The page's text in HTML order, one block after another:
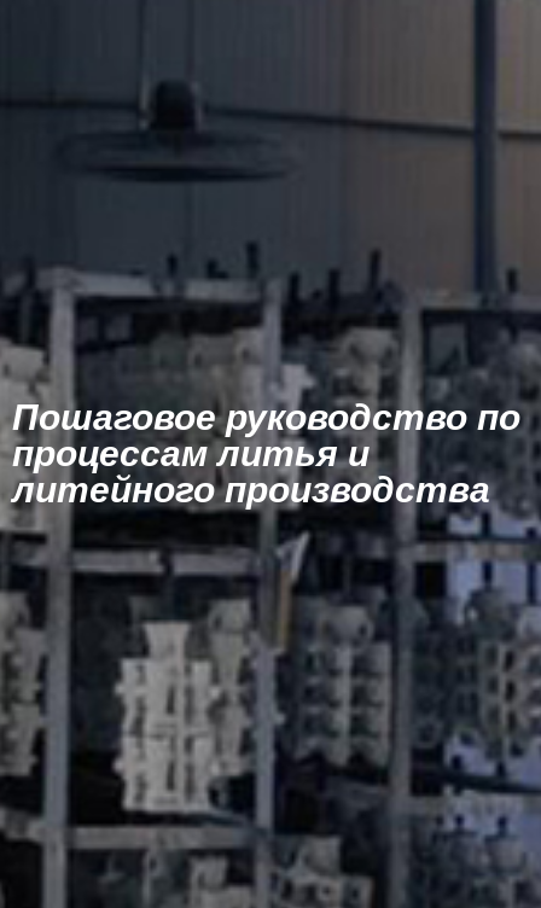
Пошаговое руководство по
процессам литья и
литейного производства